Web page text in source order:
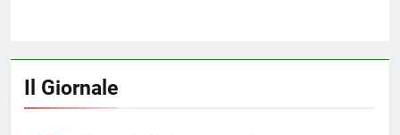
Il Giornale